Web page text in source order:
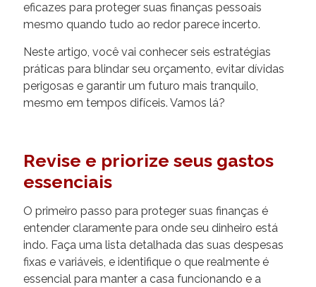
eficazes para proteger suas finanças pessoais
mesmo quando tudo ao redor parece incerto.
Neste artigo, você vai conhecer seis estratégias
práticas para blindar seu orçamento, evitar dívidas
perigosas e garantir um futuro mais tranquilo,
mesmo em tempos difíceis. Vamos lá?
Revise e priorize seus gastos
essenciais
O primeiro passo para proteger suas finanças é
entender claramente para onde seu dinheiro está
indo. Faça uma lista detalhada das suas despesas
fixas e variáveis, e identifique o que realmente é
essencial para manter a casa funcionando e a